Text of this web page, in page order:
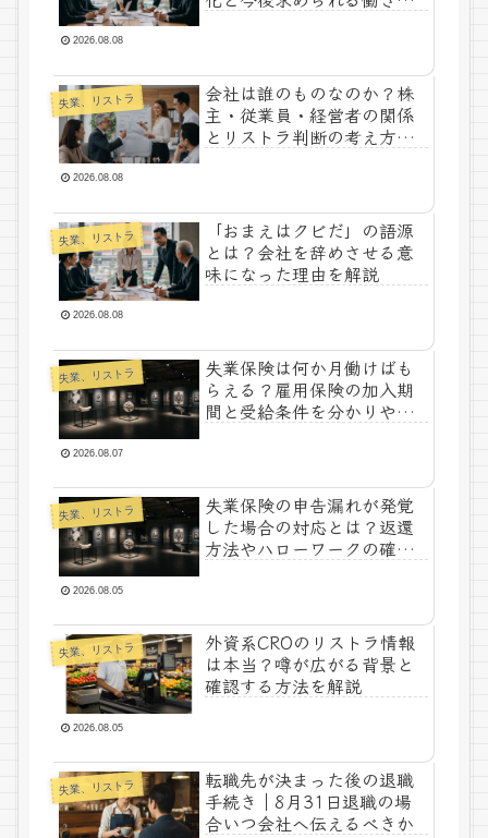
2026.08.08
失業、リストラ
会社は誰のものなのか？株
主・従業員・経営者の関係
とリストラ判断の考え方を
2026.08.08
失業、リストラ
「おまえはクビだ」の語源
とは？会社を辞めさせる意
味になった理由を解説
2026.08.08
失業、リストラ
失業保険は何か月働けばも
らえる？雇用保険の加入期
間と受給条件を分かりやす
2026.08.07
失業、リストラ
失業保険の申告漏れが発覚
した場合の対応とは？返還
方法やハローワークの確認
2026.08.05
失業、リストラ
外資系CROのリストラ情報
は本当？噂が広がる背景と
確認する方法を解説
2026.08.05
失業、リストラ
転職先が決まった後の退職
手続き｜8月31日退職の場
合いつ会社へ伝えるべきか